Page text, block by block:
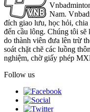
Nam.
đích giao lưu, học hỏi, chia
đến cầu lông. Chúng tôi
do thành viên đưa lên trừ
soát chặt chẽ các luồng
nghiệm, chờ giấy phép
Follow us